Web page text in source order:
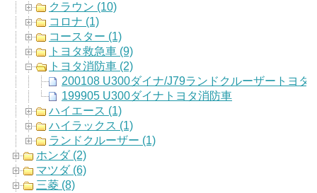
クラウン (10)
コロナ (1)
コースター (1)
トヨタ救急車 (9)
トヨタ消防車 (2)
200108 U300ダイナ/J79ランドクルーザートヨタ
199905 U300ダイナトヨタ消防車
ハイエース (1)
ハイラックス (1)
ランドクルーザー (1)
ホンダ (2)
マツダ (6)
三菱 (8)